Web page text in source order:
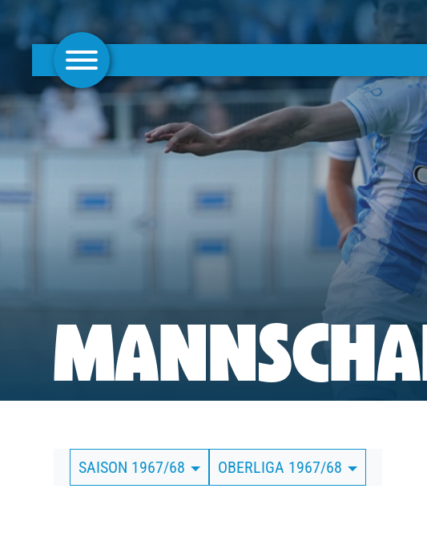
AKTUELLES
FRAUEN
CLUBMITGLIEDSCHAFT
BUSINESS
SÜDKURVE
TICKETING
SAISON 1967/68 OBERLIGA 1967/68